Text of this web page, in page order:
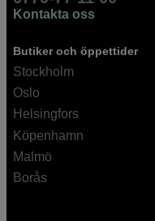
Kontakta oss
Butiker och öppettider
Stockholm
Oslo
Helsingfors
Köpenhamn
Malmö
Borås